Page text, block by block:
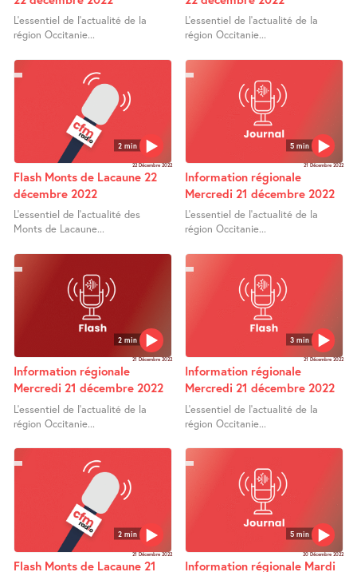
L’essentiel de l’actualité de la
région Occitanie...
L’essentiel de l’actualité de la
région Occitanie...
2 min
22 Décembre 2022
Flash Monts de Lacaune 22
décembre 2022
L’essentiel de l’actualité des
Monts de Lacaune...
5 min
21 Décembre 2022
Information régionale
Mercredi 21 décembre 2022
L’essentiel de l’actualité de la
région Occitanie...
2 min
21 Décembre 2022
Information régionale
Mercredi 21 décembre 2022
L’essentiel de l’actualité de la
région Occitanie...
3 min
21 Décembre 2022
Information régionale
Mercredi 21 décembre 2022
L’essentiel de l’actualité de la
région Occitanie...
2 min
21 Décembre 2022
Flash Monts de Lacaune 21
5 min
20 Décembre 2022
Information régionale Mardi